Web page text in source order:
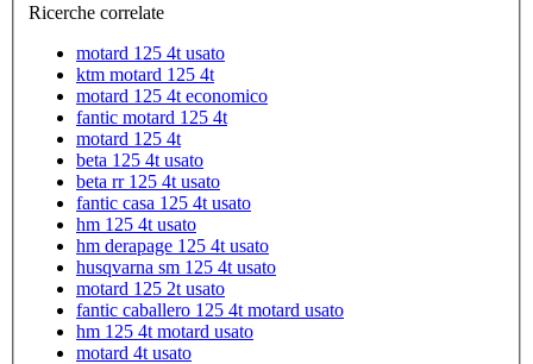
Ricerche correlate
motard 125 4t usato
ktm motard 125 4t
motard 125 4t economico
fantic motard 125 4t
motard 125 4t
beta 125 4t usato
beta rr 125 4t usato
fantic casa 125 4t usato
hm 125 4t usato
hm derapage 125 4t usato
husqvarna sm 125 4t usato
motard 125 2t usato
fantic caballero 125 4t motard usato
hm 125 4t motard usato
motard 4t usato